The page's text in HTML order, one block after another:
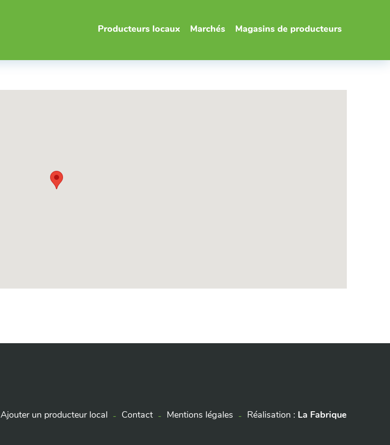
Producteurs locaux Marchés Magasins de producteurs
Ajouter un producteur local Contact Mentions légales Réalisation : La Fabrique